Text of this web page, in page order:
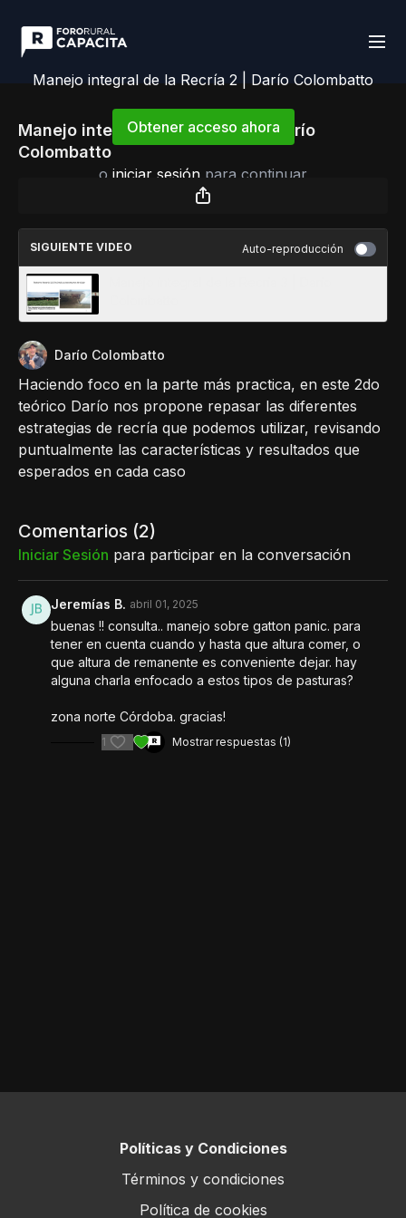
Manejo integral de la Recría 2 | Darío Colombatto
Obtener acceso ahora
o iniciar sesión para continuar
Manejo integral de la Recría 2 | Darío
Colombatto
SIGUIENTE VIDEO Auto-reproducción
Darío Colombatto
Haciendo foco en la parte más practica, en este 2do
teórico Darío nos propone repasar las diferentes
estrategias de recría que podemos utilizar, revisando
puntualmente las características y resultados que
esperados en cada caso
Comentarios (2)
Iniciar Sesión para participar en la conversación
Jeremías B. abril 01, 2025
buenas !! consulta.. manejo sobre gatton panic. para
tener en cuenta cuando y hasta que altura comer, o
que altura de remanente es conveniente dejar. hay
alguna charla enfocado a estos tipos de pasturas?
zona norte Córdoba. gracias!
1 Mostrar respuestas (1)
Políticas y Condiciones
Términos y condiciones
Política de cookies